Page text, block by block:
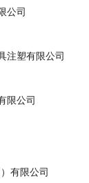
服务态度，竭诚
公司
注塑有限公司
限公司
有限公司